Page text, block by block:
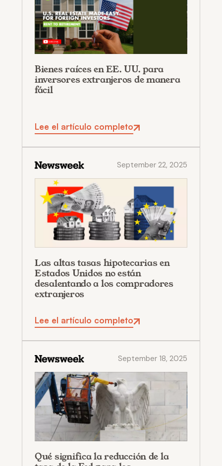
Bienes raíces en EE. UU. para
inversores extranjeros de manera
fácil
Lee el artículo completo
September 22, 2025
Las altas tasas hipotecarias en
Estados Unidos no están
desalentando a los compradores
extranjeros
Lee el artículo completo
September 18, 2025
Qué significa la reducción de la